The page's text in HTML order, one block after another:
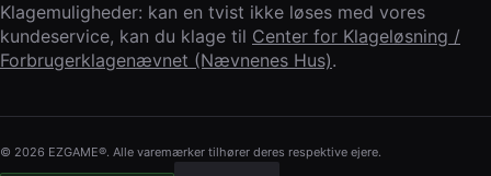
Klagemuligheder: kan en tvist ikke løses med vores
kundeservice, kan du klage til Center for Klageløsning /
Forbrugerklagenævnet (Nævnenes Hus).
© 2026 EZGAME®. Alle varemærker tilhører deres respektive ejere.